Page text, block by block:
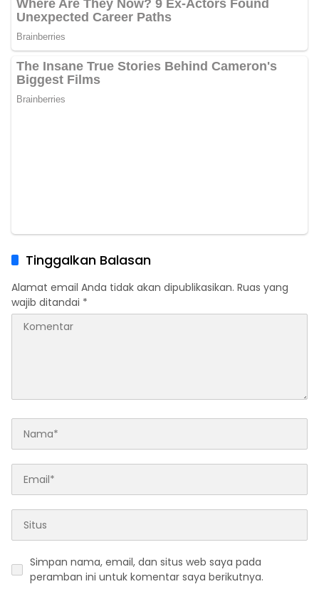
Tinggalkan Balasan
Alamat email Anda tidak akan dipublikasikan. Ruas yang
wajib ditandai *
Simpan nama, email, dan situs web saya pada
peramban ini untuk komentar saya berikutnya.